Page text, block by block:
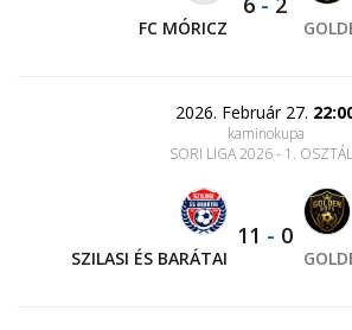
FC MÓRICZ
2026. Február 27.
kaminokupa
SORI LIGA 2026 - 1.
SZILASI ÉS BARÁTAI
11 - 0